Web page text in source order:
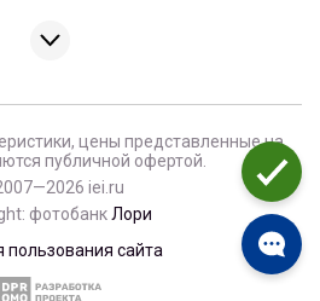
цены представленные на
публичной офертой.
iei.ru
фотобанк Лори
пользования сайта